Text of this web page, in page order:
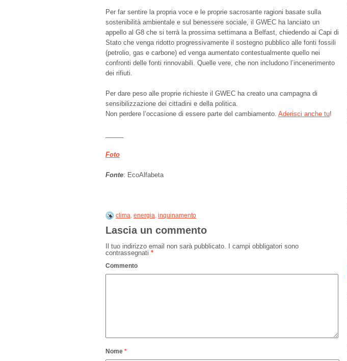
Per far sentire la propria voce e le proprie sacrosante ragioni basate sulla
sostenibilità ambientale e sul benessere sociale, il GWEC ha lanciato un
appello al G8 che si terrà la prossima settimana a Belfast, chiedendo ai Capi di
Stato che venga ridotto progressivamente il sostegno pubblico alle fonti fossili
(petrolio, gas e carbone) ed venga aumentato contestualmente quello nei
confronti delle fonti rinnovabili. Quelle vere, che non includono l’incenerimento
dei rifiuti.
Per dare peso alle proprie richieste il GWEC ha creato una campagna di
sensibilizzazione dei cittadini e della politica.
Non perdere l’occasione di essere parte del cambiamento. Aderisci anche tu!
Foto
Fonte: EcoAlfabeta
clima, energia, inquinamento
Lascia un commento
Il tuo indirizzo email non sarà pubblicato. I campi obbligatori sono
contrassegnati *
Commento
Nome *